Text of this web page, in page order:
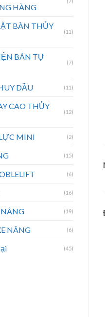
HÀNG
BÀN THỦY
(11)
BÁN TỰ
(7)
DẦU (11)
CAO THỦY
(12)
MINI (2)
(15)
(6)
(16)
NÂNG (19)
NÂNG (6)
(45)